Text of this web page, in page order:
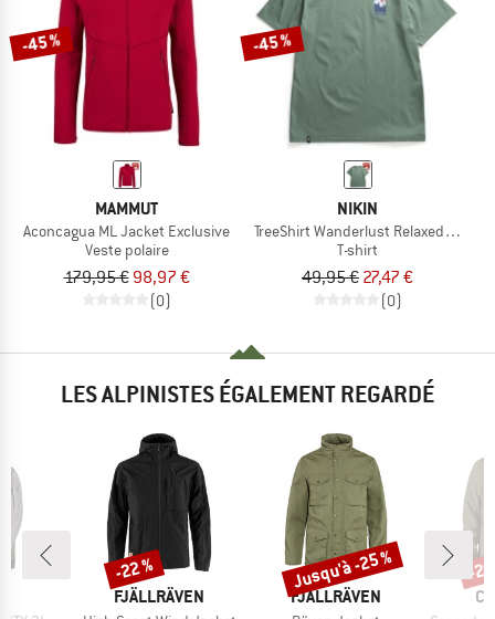
-45 %
MAMMUT
Aconcagua ML Jacket Exclusive
Veste polaire
179,95 € 98,97 €
(0)
-45 %
NIKIN
TreeShirt Wanderlust Relaxed
T-shirt
49,95 € 27,47 €
(0)
LES ALPINISTES ÉGALEMENT REGARDÉ
MARQUE
FJÄLLRÄVEN
Remise
-22 %
MARQUE
FJÄLLRÄVEN
Remise
Jusqu'à -25 % -